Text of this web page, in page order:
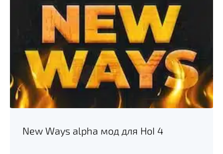
New Ways alpha мод для HoI 4